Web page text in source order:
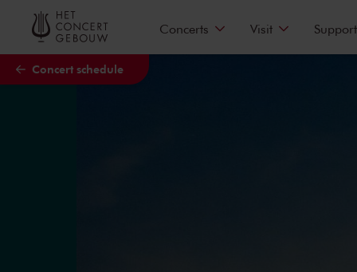
Skip to main content
Concert schedule
Concerts Visit